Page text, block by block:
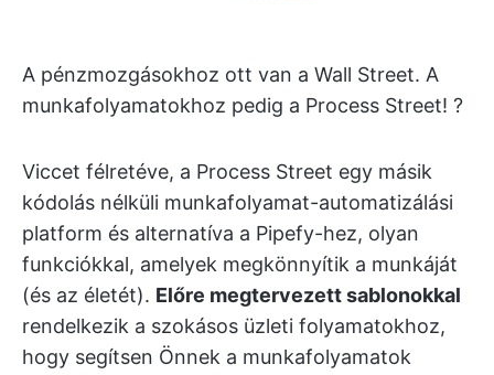
A pénzmozgásokhoz ott van a Wall Street. A
munkafolyamatokhoz pedig a Process Street! ?️
Viccet félretéve, a Process Street egy másik
kódolás nélküli munkafolyamat-automatizálási
platform és alternatíva a Pipefy-hez, olyan
funkciókkal, amelyek megkönnyítik a munkáját
(és az életét). Előre megtervezett sablonokkal
rendelkezik a szokásos üzleti folyamatokhoz,
hogy segítsen Önnek a munkafolyamatok